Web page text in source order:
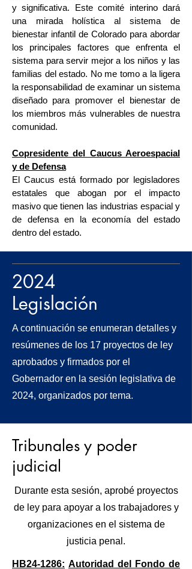
y significativa. Este comité interino dará
una mirada holística al sistema de
bienestar infantil de Colorado para abordar
los principales factores que enfrenta el
sistema para servir mejor a los niños y las
familias del estado. No me tomo a la ligera
la responsabilidad de examinar un sistema
diseñado para promover el bienestar de
los miembros más vulnerables de nuestra
comunidad.
Copresidente del Caucus Aeroespacial
y de Defensa
El Caucus está formado por legisladores
estatales que abogan por el impacto
masivo que tienen las industrias espacial y
de defensa en la economía del estado
dentro del estado.
2024
Legislación
A continuación se enumeran detalles y
resúmenes de los 17 proyectos de ley
aprobados y firmados por el
Gobernador en la sesión legislativa de
2024, organizados por tema.
Tribunales y poder
judicial
Durante esta sesión, aprobé proyectos
de ley para apoyar a los trabajadores y
organizaciones en el sistema de
justicia penal.
HB24-1286: Autoridad del Fondo de